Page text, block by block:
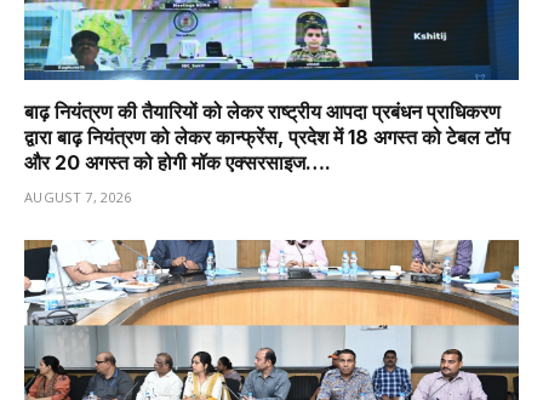
बाढ़ नियंत्रण की तैयारियों को लेकर राष्ट्रीय आपदा प्रबंधन प्राधिकरण
द्वारा बाढ़ नियंत्रण को लेकर कान्फ्रेंस, प्रदेश में 18 अगस्त को टेबल टॉप
और 20 अगस्त को होगी मॉक एक्सरसाइज….
AUGUST 7, 2026